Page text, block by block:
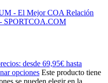
desde 69,95€ hasta
opciones Este producto tiene
se pueden elegir en la